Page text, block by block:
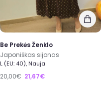
Be Prekės Ženklo
Japoniškas sijonas
L (EU: 40), Nauja
20,00€ 21,67€